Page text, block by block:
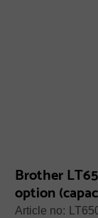
Brother
option
Article no: